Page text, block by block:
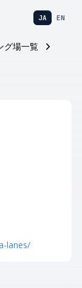
JA EN
グ場一覧
lanes/